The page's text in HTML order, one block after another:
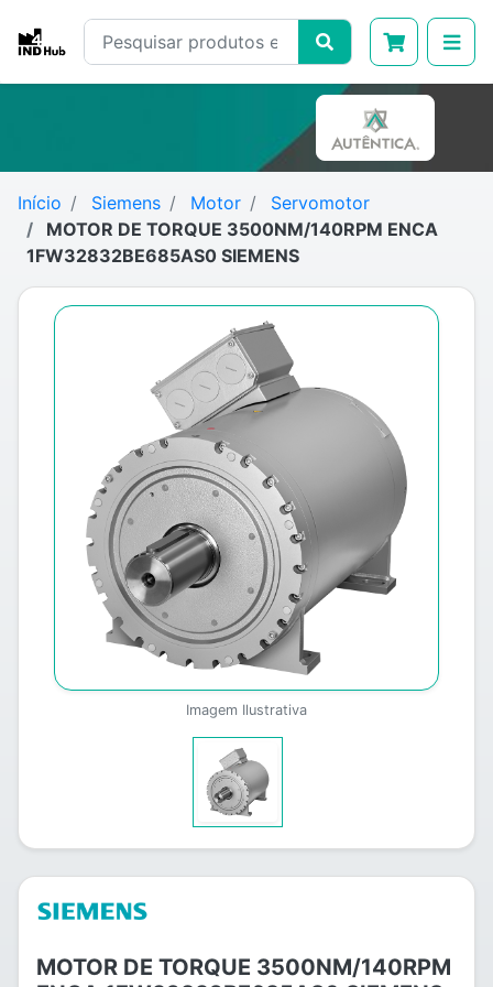
Início Siemens Motor
Servomotor
MOTOR DE TORQUE 3500NM/140RPM ENCA
1FW32832BE685AS0 SIEMENS
Imagem Ilustrativa
MOTOR DE TORQUE 3500NM/140RPM